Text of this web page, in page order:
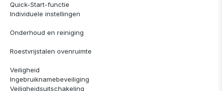
Quick-Start-functie
Individuele instellingen
Onderhoud en reiniging
Roestvrijstalen ovenruimte
Veiligheid
Ingebruiknamebeveiliging
Veiligheidsuitschakeling